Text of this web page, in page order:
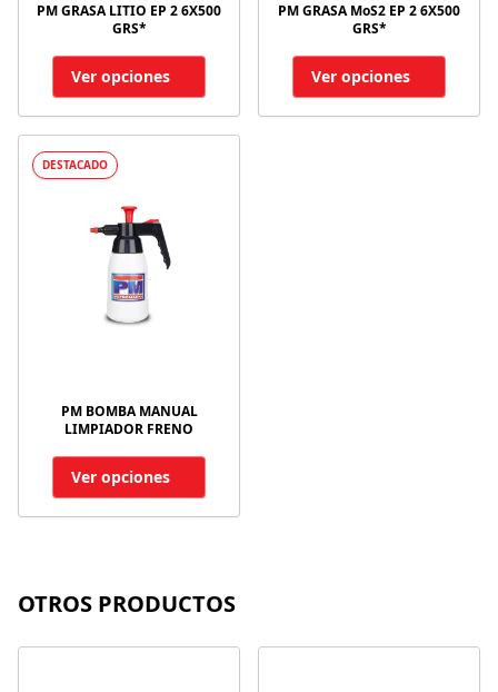
PM GRASA LITIO EP 2 6X500
GRS*
Ver opciones
PM GRASA MoS2 EP 2 6X500
GRS*
Ver opciones
DESTACADO
PM BOMBA MANUAL
LIMPIADOR FRENO
Ver opciones
OTROS PRODUCTOS